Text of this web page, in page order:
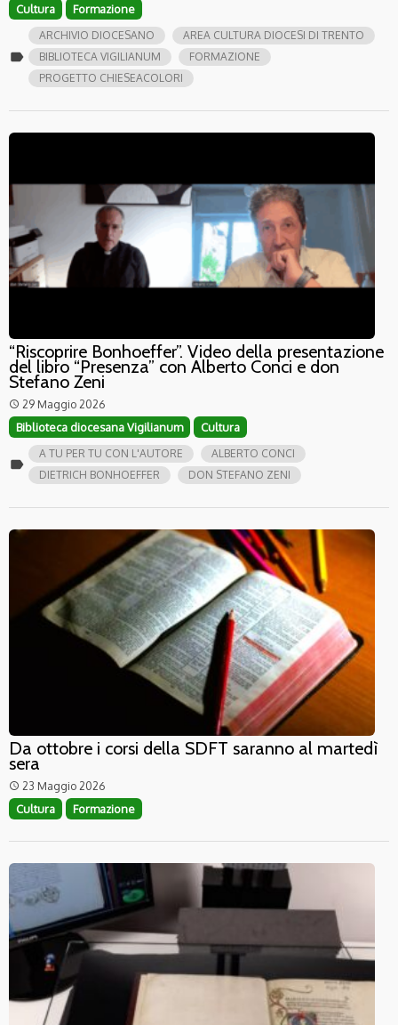
Cultura
Formazione
label
ARCHIVIO DIOCESANO
AREA CULTURA DIOCESI DI TRENTO
BIBLIOTECA VIGILIANUM
FORMAZIONE
PROGETTO CHIESEACOLORI
“Riscoprire Bonhoeffer”. Video della presentazione
del libro “Presenza” con Alberto Conci e don
Stefano Zeni
access_time 29 Maggio 2026
Biblioteca diocesana Vigilianum Cultura
label
A TU PER TU CON L'AUTORE
ALBERTO CONCI
DIETRICH BONHOEFFER
DON STEFANO ZENI
Da ottobre i corsi della SDFT saranno al martedì
sera
access_time 23 Maggio 2026
Cultura Formazione